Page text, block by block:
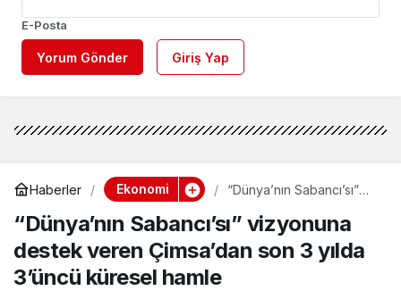
E-Posta
Yorum Gönder Giriş Yap
Haberler Ekonomi
“Dünya’nın Sabancı’sı”
Çimsa’dan son 3 yılda
3’üncü küresel hamle
“Dünya’nın Sabancı’sı” vizyonuna
destek veren Çimsa’dan son 3 yılda
3’üncü küresel hamle